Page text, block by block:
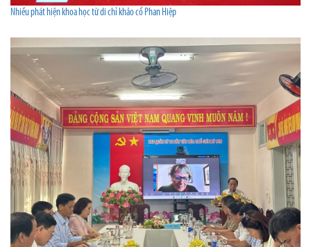
Nhiều phát hiện khoa học từ di chỉ khảo cổ Phan Hiệp